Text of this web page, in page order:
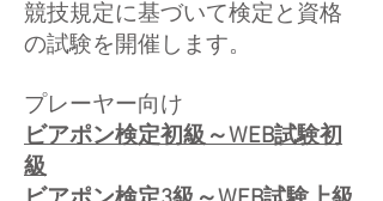
競技規定に基づいて検定と資格
の試験を開催します。
プレーヤー向け
ビアポン検定初級～WEB試験初
級